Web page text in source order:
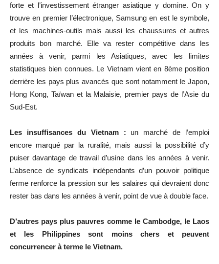
forte et l’investissement étranger asiatique y domine. On y
trouve en premier l’électronique, Samsung en est le symbole,
et les machines-outils mais aussi les chaussures et autres
produits bon marché. Elle va rester compétitive dans les
années à venir, parmi les Asiatiques, avec les limites
statistiques bien connues. Le Vietnam vient en 8ème position
derrière les pays plus avancés que sont notamment le Japon,
Hong Kong, Taïwan et la Malaisie, premier pays de l’Asie du
Sud-Est.
Les insuffisances du Vietnam : un marché de l’emploi
encore marqué par la ruralité, mais aussi la possibilité d’y
puiser davantage de travail d’usine dans les années à venir.
L’absence de syndicats indépendants d’un pouvoir politique
ferme renforce la pression sur les salaires qui devraient donc
rester bas dans les années à venir, point de vue à double face.
D’autres pays plus pauvres comme le Cambodge, le Laos
et les Philippines sont moins chers et peuvent
concurrencer à terme le Vietnam.